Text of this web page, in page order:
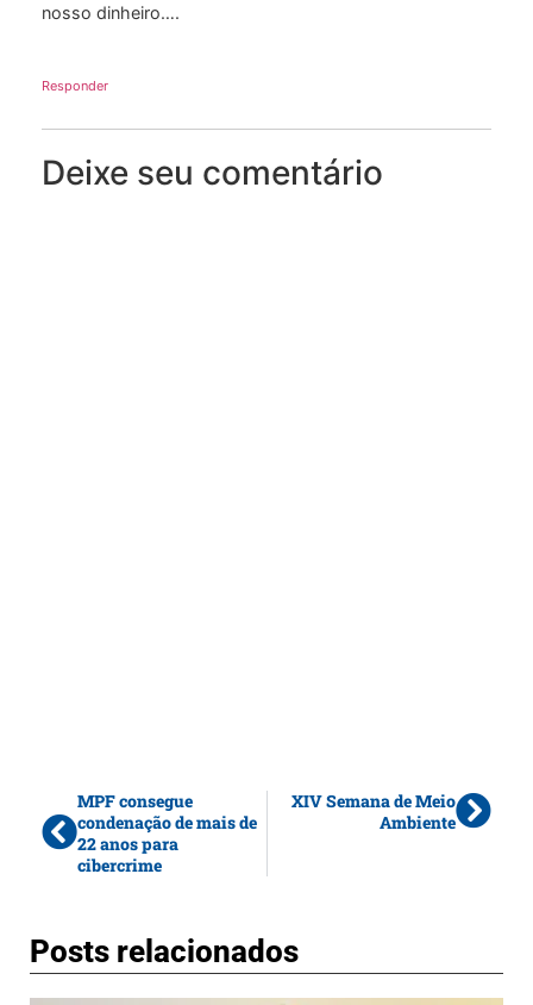
nosso dinheiro….
Responder
Deixe seu comentário
MPF consegue
condenação de mais de
22 anos para
cibercrime
XIV Semana de Meio
Ambiente
Posts relacionados